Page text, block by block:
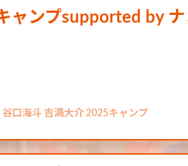
ャンプsupported by
口海斗 吉満大介 2025キャンプ